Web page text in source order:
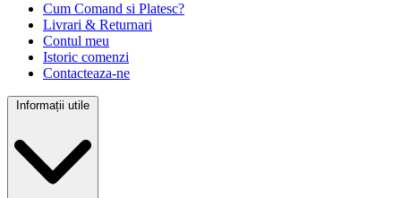
Cum Comand si Platesc?
Livrari & Returnari
Contul meu
Istoric comenzi
Contacteaza-ne
Informații utile